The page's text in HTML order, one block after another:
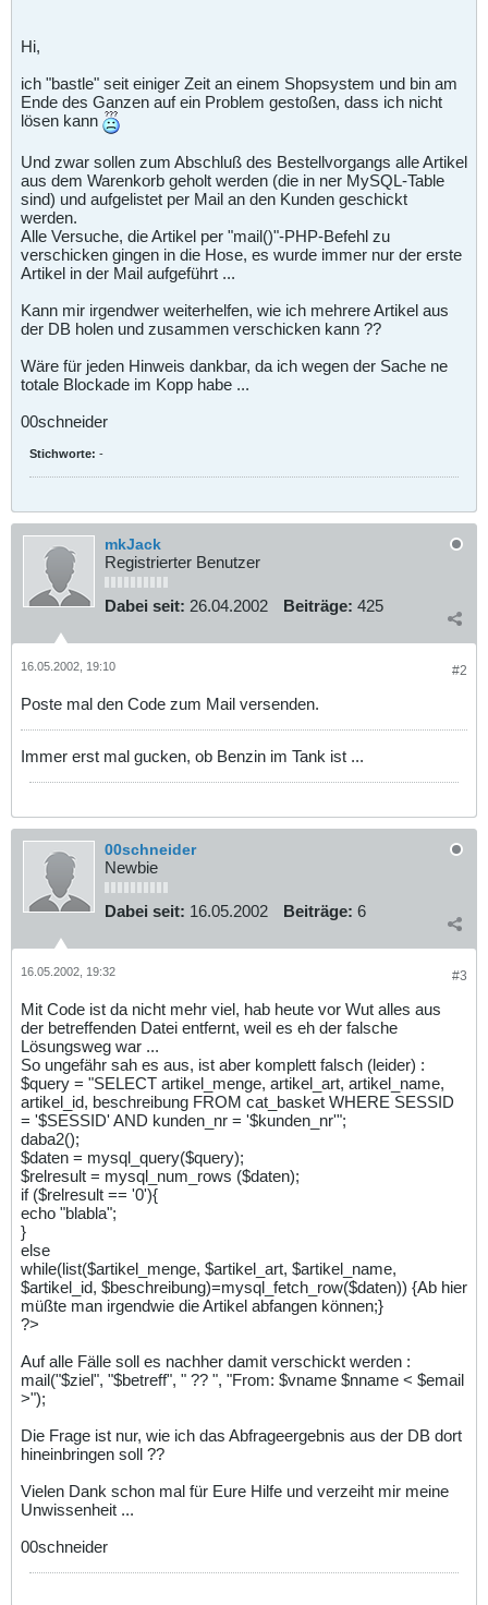
Hi,
ich "bastle" seit einiger Zeit an einem Shopsystem und bin am
Ende des Ganzen auf ein Problem gestoßen, dass ich nicht
lösen kann
Und zwar sollen zum Abschluß des Bestellvorgangs alle Artikel
aus dem Warenkorb geholt werden (die in ner MySQL-Table
sind) und aufgelistet per Mail an den Kunden geschickt
werden.
Alle Versuche, die Artikel per "mail()"-PHP-Befehl zu
verschicken gingen in die Hose, es wurde immer nur der erste
Artikel in der Mail aufgeführt ...
Kann mir irgendwer weiterhelfen, wie ich mehrere Artikel aus
der DB holen und zusammen verschicken kann ??
Wäre für jeden Hinweis dankbar, da ich wegen der Sache ne
totale Blockade im Kopp habe ...
00schneider
Stichworte: -
mkJack
Registrierter Benutzer
Dabei seit: 26.04.2002 Beiträge: 425
#2
16.05.2002, 19:10
Poste mal den Code zum Mail versenden.
Immer erst mal gucken, ob Benzin im Tank ist ...
00schneider
Newbie
Dabei seit: 16.05.2002 Beiträge: 6
#3
16.05.2002, 19:32
Mit Code ist da nicht mehr viel, hab heute vor Wut alles aus
der betreffenden Datei entfernt, weil es eh der falsche
Lösungsweg war ...
So ungefähr sah es aus, ist aber komplett falsch (leider) :
$query = "SELECT artikel_menge, artikel_art, artikel_name,
artikel_id, beschreibung FROM cat_basket WHERE SESSID
= '$SESSID' AND kunden_nr = '$kunden_nr'";
daba2();
$daten = mysql_query($query);
$relresult = mysql_num_rows ($daten);
if ($relresult == '0'){
echo "blabla";
}
else
while(list($artikel_menge, $artikel_art, $artikel_name,
$artikel_id, $beschreibung)=mysql_fetch_row($daten)) {Ab hier
müßte man irgendwie die Artikel abfangen können;}
?>
Auf alle Fälle soll es nachher damit verschickt werden :
mail("$ziel", "$betreff", " ?? ", "From: $vname $nname < $email
>");
Die Frage ist nur, wie ich das Abfrageergebnis aus der DB dort
hineinbringen soll ??
Vielen Dank schon mal für Eure Hilfe und verzeiht mir meine
Unwissenheit ...
00schneider